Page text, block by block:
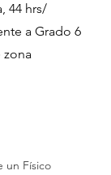
44 hrs/
a Grado 6
zona
un Físico